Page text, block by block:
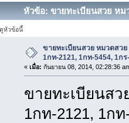
หัวข้อ: ขายทะเบียนสวย หม
หัวข้อนี้
ขายทะเบียนสวย หมวดสว
1กท-2121, 1กท-5454, 1กร
« เมื่อ: กันยายน 08, 2014, 02:28:36
ขายทะเบียนสว
1กท-2121, 1กท